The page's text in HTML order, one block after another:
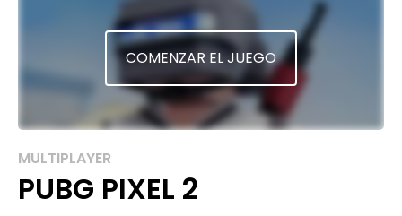
COMENZAR EL JUEGO
MULTIPLAYER
PUBG PIXEL 2